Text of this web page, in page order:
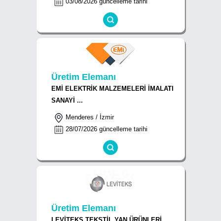
Üretim Elemanı
EMİ ELEKTRİK MALZEMELERİ İMALATI
SANAYİ ...
Menderes / İzmir
28/07/2026 güncelleme tarihi
Üretim Elemanı